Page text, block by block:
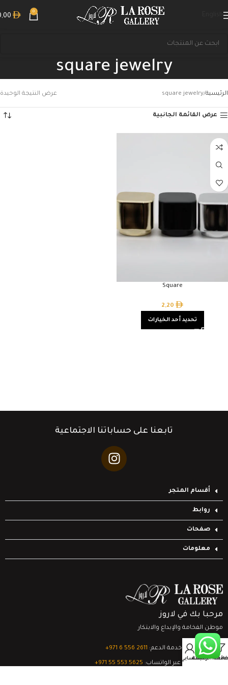
0
square jewelry
الرئيسية square jewelry عرض النتيجة الوحيدة
عرض القائمة الجانبية
Square
2,20
تحديد أحد الخيارات
تابعنا على حساباتنا الاجتماعية
أقسام المتجر
روابط
صفحات
معلومات
مرحبا بك في لاروز
موطن الفخامة والإبداع والابتكار
تواصل مع خدمة الدعم: ‎+971 6 556 2611
الدعم الفني عبر الواتساب: ‎+971 55 553 5625
قائمة الرغبات
0
السلةحسابي